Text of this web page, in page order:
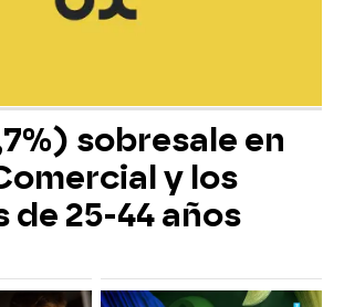
sobresale en
y los
de 25-44 años